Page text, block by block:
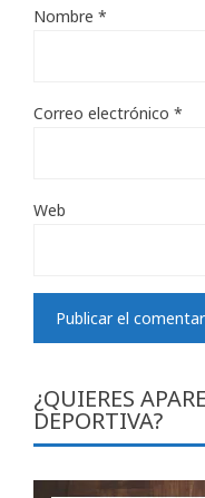
Nombre *
Correo electrónico *
Web
¿QUIERES
DEPORTIVA?